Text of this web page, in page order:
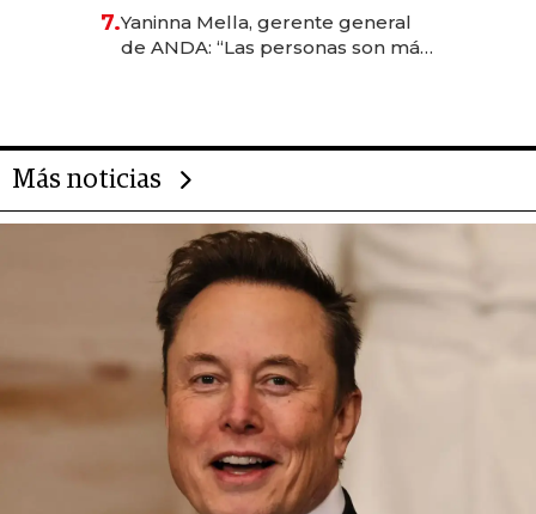
7.Yaninna Mella, gerente general
de ANDA: “Las personas son más
Más noticias